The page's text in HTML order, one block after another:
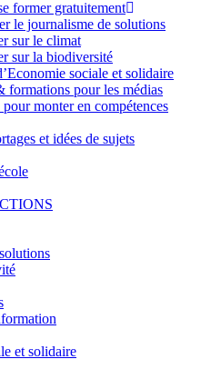
former gratuitement
le journalisme de solutions
sur le climat
sur la biodiversité
sociale et solidaire
formations pour les médias
monter en compétences
et idées de sujets
et solidaire